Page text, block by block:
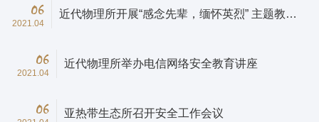
06
2021.04
近代物理所开展“感念先辈，缅怀英烈” 主题教育
06
2021.04
近代物理所举办电信网络安全教育讲座
06 亚热带生态所召开安全工作会议